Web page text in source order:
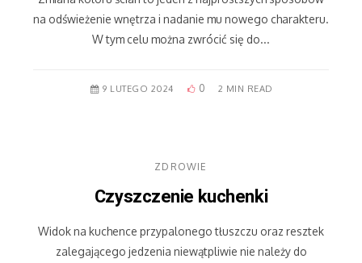
na odświeżenie wnętrza i nadanie mu nowego charakteru.
W tym celu można zwrócić się do...
9 LUTEGO 2024 0 2 MIN READ
ZDROWIE
Czyszczenie kuchenki
Widok na kuchence przypalonego tłuszczu oraz resztek
zalegającego jedzenia niewątpliwie nie należy do